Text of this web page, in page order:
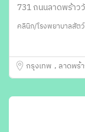
731 ถนนลาดพร้าว
คลินิก/โรงพยาบาลสัตว์
กรุงเทพ ลาดพร้